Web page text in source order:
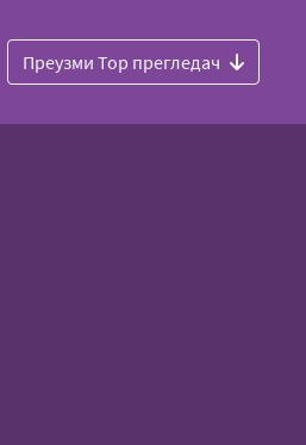
Преузми Тор прегледач